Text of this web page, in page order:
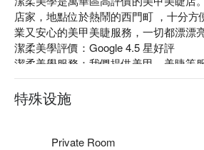
店家，地點位於熱鬧的西門町 ，十分
業又安心的美甲美睫服務，一切都漂漂亮
潔柔美學評價：Google 4.5 星好評
潔柔美學服務：我們提供美甲、美睫等
潔柔美學推薦：專業團隊會依照每個人
且客製化的服務。著重材料的選用，精
國外大廠原料，小心呵護客人需要。
特殊设施
Private Room